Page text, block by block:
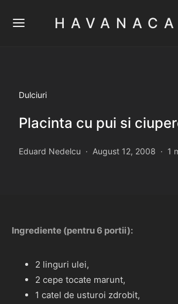
Dulciuri
Placinta cu pui si
Eduard Nedelcu August 12, 2008 1
Ingrediente (pentru 6 portii):
2 linguri ulei,
2 cepe tocate marunt,
1 catel de usturoi zdrobit,